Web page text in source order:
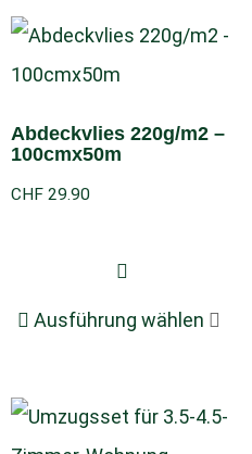
Abdeckvlies 220g/m2 –
100cmx50m
CHF 29.90
Ausführung wählen